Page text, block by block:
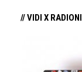
// VIDI X